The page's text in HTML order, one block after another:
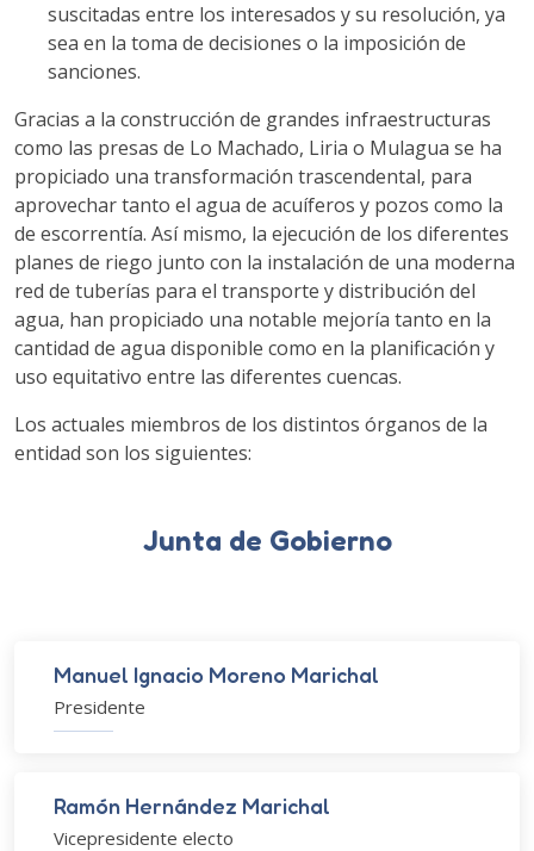
suscitadas entre los interesados y su resolución, ya
sea en la toma de decisiones o la imposición de
sanciones.
Gracias a la construcción de grandes infraestructuras
como las presas de Lo Machado, Liria o Mulagua se ha
propiciado una transformación trascendental, para
aprovechar tanto el agua de acuíferos y pozos como la
de escorrentía. Así mismo, la ejecución de los diferentes
planes de riego junto con la instalación de una moderna
red de tuberías para el transporte y distribución del
agua, han propiciado una notable mejoría tanto en la
cantidad de agua disponible como en la planificación y
uso equitativo entre las diferentes cuencas.
Los actuales miembros de los distintos órganos de la
entidad son los siguientes:
Junta de Gobierno
Manuel Ignacio Moreno Marichal
Presidente
Ramón Hernández Marichal
Vicepresidente electo